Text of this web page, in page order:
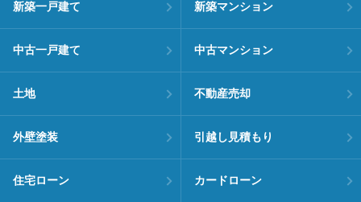
新築一戸建て 新築マンション
中古一戸建て 中古マンション
土地 不動産売却
外壁塗装 引越し見積もり
住宅ローン カードローン